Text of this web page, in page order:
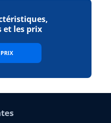
et les prix